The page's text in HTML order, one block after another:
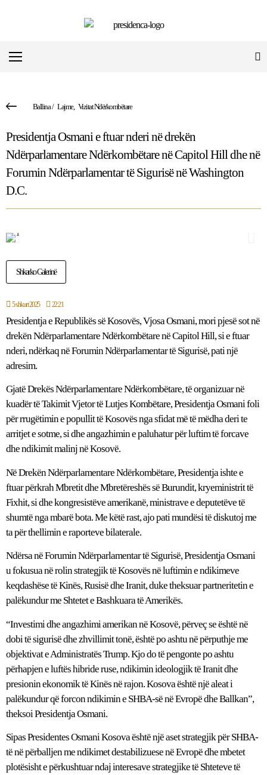
Ballina/ Lajme, Vizitat Ndërkombëtare
Presidentja Osmani e ftuar nderi në drekën
Ndërparlamentare Ndërkombëtare në Capitol Hill dhe në
Forumin Ndërparlamentar të Sigurisë në Washington
D.C.
Shkarko Galerinë
5 shkurt 2025 22:21
Presidentja e Republikës së Kosovës, Vjosa Osmani, mori pjesë sot në
drekën Ndërparlamentare Ndërkombëtare në Capitol Hill, si e ftuar
nderi, ndërkaq në Forumin Ndërparlamentar të Sigurisë, pati një
adresim.
Gjatë Drekës Ndërparlamentare Ndërkombëtare, të organizuar në
kuadër të Takimit Vjetor të Lutjes Kombëtare, Presidentja Osmani foli
për rrugëtimin e popullit të Kosovës nga sfidat më të mëdha deri te
arritjet e sotme, si dhe angazhimin e paluhatur për luftim të forcave
dhe ndikimit malinj në Kosovë.
Në Drekën Ndërparlamentare Ndërkombëtare, Presidentja ishte e
ftuar përkrah Mbretit dhe Mbretëreshës së Burundit, kryeministrit të
Fixhit, si dhe kongresistëve amerikanë, ministrave e deputetëve të
shumtë nga mbarë bota. Me këtë rast, ajo pati mundësi të diskutoj me
ta për thellimin e raporteve bilaterale.
Ndërsa në Forumin Ndërparlamentar të Sigurisë, Presidentja Osmani
u fokusua në rolin strategjik të Kosovës në luftimin e ndikimeve
keqdashëse të Kinës, Rusisë dhe Iranit, duke theksuar partneritetin e
palëkundur me Shtetet e Bashkuara të Amerikës.
“Investimi dhe angazhimi amerikan në Kosovë, përveç se është në
dobi të sigurisë dhe zhvillimit tonë, është po ashtu në përputhje me
objektivat e Administratës Trump. Kjo do të pengonte po ashtu
përhapjen e luftës hibride ruse, ndikimin ideologjik të Iranit dhe
presionin ekonomik të Kinës në rajon. Kosova është një aleat i
palëkundur që forcon ndikimin e SHBA-së në Evropë dhe Ballkan”,
theksoi Presidentja Osmani.
Sipas Presidentes Osmani Kosova është një aset strategjik për SHBA-
të në përballjen me ndikimet destabilizuese në Evropë dhe mbetet
plotësisht e përkushtuar ndaj interesave strategjike të Shteteve të